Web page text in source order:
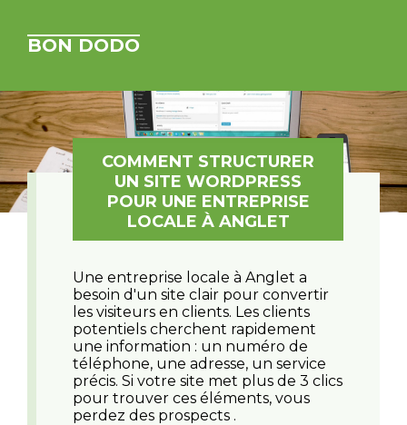
BON DODO
COMMENT STRUCTURER
UN SITE WORDPRESS
POUR UNE ENTREPRISE
LOCALE À ANGLET
Une entreprise locale à Anglet a
besoin d'un site clair pour convertir
les visiteurs en clients. Les clients
potentiels cherchent rapidement
une information : un numéro de
téléphone, une adresse, un service
précis. Si votre site met plus de 3 clics
pour trouver ces éléments, vous
perdez des prospects .